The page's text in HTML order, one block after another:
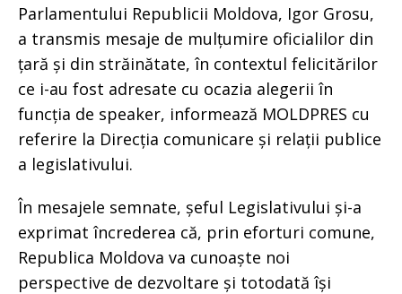
Parlamentului Republicii Moldova, Igor Grosu,
a transmis mesaje de mulțumire oficialilor din
țară și din străinătate, în contextul felicitărilor
ce i-au fost adresate cu ocazia alegerii în
funcția de speaker, informează MOLDPRES cu
referire la Direcția comunicare și relații publice
a legislativului.
În mesajele semnate, șeful Legislativului și-a
exprimat încrederea că, prin eforturi comune,
Republica Moldova va cunoaște noi
perspective de dezvoltare și totodată își